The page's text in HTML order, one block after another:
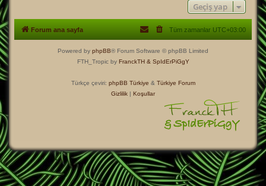
Geçiş yap
Forum ana sayfa Tüm zamanlar UTC+03:00
Powered by phpBB® Forum Software © phpBB Limited
FTH_Tropic by FranckTH & SpIdErPiGgY
Türkçe çeviri: phpBB Türkiye & Türkiye Forum
Gizlilik | Koşullar